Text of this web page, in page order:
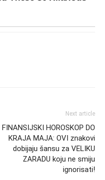
Next article
FINANSIJSKI HOROSKOP DO
KRAJA MAJA: OVI znakovi
dobijaju šansu za VELIKU
ZARADU koju ne smiju
ignorisati!